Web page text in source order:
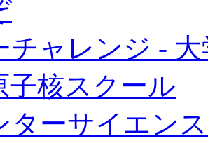
チャレンジ -
子核スクール
ターサイエン